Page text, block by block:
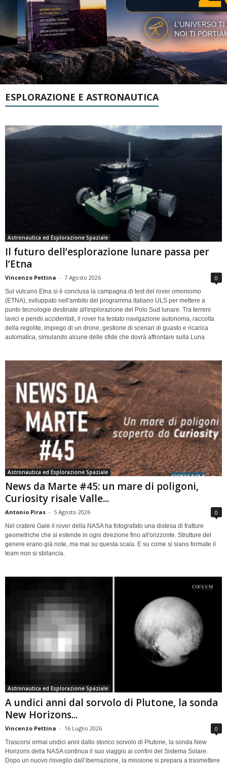
ESPLORAZIONE E ASTRONAUTICA
Astronautica ed Esplorazione Spaziale
Il futuro dell’esplorazione lunare passa per
l’Etna
Vincenzo Pettina - 7 Agosto 2026 0
Sul vulcano Etna si è conclusa la campagna di test del rover omoniomo
(ETNA), sviluppato nell'ambito del programma italiano ULS per mettere a
punto tecnologie destinate all'esplorazione del Polo Sud lunare. Tra terreni
lavici e pendii accidentati, il rover ha testato navigazione autonoma, raccolta
della regolite, impiego di un drone, gestione di scenari di guasto e ricarica
automatica, simulando alcune delle sfide che dovrà affrontare sulla Luna
Astronautica ed Esplorazione Spaziale
News da Marte #45: un mare di poligoni,
Curiosity risale Valle...
Antonio Piras - 5 Agosto 2026 0
Nel cratere Gale il rover della NASA ha fotografato una distesa di fratture
geometriche che si estende in ogni direzione fino all'orizzonte. Strutture del
genere erano già note, ma mai su questa scala. E su come si siano formate il
team non si sbilancia.
Astronautica ed Esplorazione Spaziale
A undici anni dal sorvolo di Plutone, la sonda
New Horizons...
Vincenzo Pettina - 16 Luglio 2026 0
Trascorsi ormai undici anni dallo storico sorvolo di Plutone, la sonda New
Horizons della NASA continua il suo viaggio ai confini del Sistema Solare.
Dopo un nuovo risveglio dall’ibernazione, la missione si prepara a trasmettere